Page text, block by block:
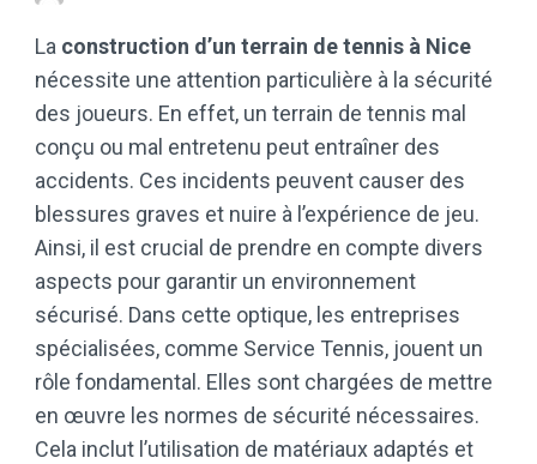
La construction d’un terrain de tennis à Nice
nécessite une attention particulière à la sécurité
des joueurs. En effet, un terrain de tennis mal
conçu ou mal entretenu peut entraîner des
accidents. Ces incidents peuvent causer des
blessures graves et nuire à l’expérience de jeu.
Ainsi, il est crucial de prendre en compte divers
aspects pour garantir un environnement
sécurisé. Dans cette optique, les entreprises
spécialisées, comme Service Tennis, jouent un
rôle fondamental. Elles sont chargées de mettre
en œuvre les normes de sécurité nécessaires.
Cela inclut l’utilisation de matériaux adaptés et